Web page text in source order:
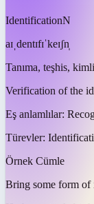
IdentificationN
aɪˌdentɪfɪˈkeɪʃn̩
Tanıma, teşhis,
Verification of the
Eş anlamlılar:
Türevler:
Örnek Cümle
Bring some form of